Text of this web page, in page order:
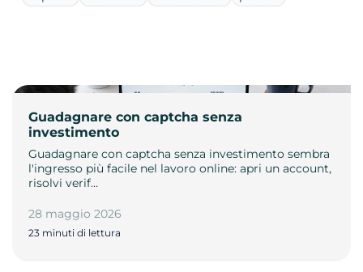
Guadagnare con captcha senza
investimento
Guadagnare con captcha senza investimento sembra
l'ingresso più facile nel lavoro online: apri un account,
risolvi verif…
28 maggio 2026
23 minuti di lettura